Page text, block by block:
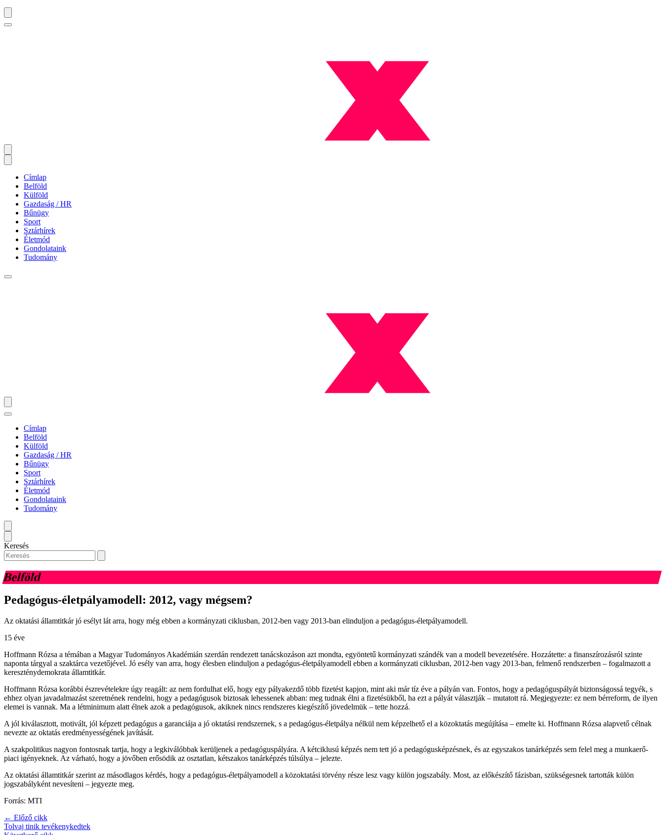
Címlap
Belföld
Külföld
Gazdaság / HR
Bűnügy
Sport
Sztárhírek
Életmód
Gondolataink
Tudomány
Címlap
Belföld
Külföld
Gazdaság / HR
Bűnügy
Sport
Sztárhírek
Életmód
Gondolataink
Tudomány
Keresés
Belföld
Pedagógus-életpályamodell: 2012, vagy mégsem?
Az oktatási államtitkár jó esélyt lát arra, hogy még ebben a kormányzati ciklusban, 2012-ben vagy 2013-ban elinduljon a pedagógus-életpályamodell.
15 éve
Hoffmann Rózsa a témában a Magyar Tudományos Akadémián szerdán rendezett tanácskozáson azt mondta, egyöntetű kormányzati szándék van a modell bevezetésére. Hozzátette: a finanszírozásról szinte
naponta tárgyal a szaktárca vezetőjével. Jó esély van arra, hogy élesben elinduljon a pedagógus-életpályamodell ebben a kormányzati ciklusban, 2012-ben vagy 2013-ban, felmenő rendszerben – fogalmazott a
kereszténydemokrata államtitkár.
Hoffmann Rózsa korábbi észrevételekre úgy reagált: az nem fordulhat elő, hogy egy pályakezdő több fizetést kapjon, mint aki már tíz éve a pályán van. Fontos, hogy a pedagóguspályát biztonságossá tegyék, s
ehhez olyan javadalmazást szeretnének rendelni, hogy a pedagógusok biztosak lehessenek abban: meg tudnak élni a fizetésükből, ha ezt a pályát választják – mutatott rá. Megjegyezte: ez nem bérreform, de ilyen
elemei is vannak. Ma a létminimum alatt élnek azok a pedagógusok, akiknek nincs rendszeres kiegészítő jövedelmük – tette hozzá.
A jól kiválasztott, motivált, jól képzett pedagógus a garanciája a jó oktatási rendszernek, s a pedagógus-életpálya nélkül nem képzelhető el a közoktatás megújítása – emelte ki. Hoffmann Rózsa alapvető célnak
nevezte az oktatás eredményességének javítását.
A szakpolitikus nagyon fontosnak tartja, hogy a legkiválóbbak kerüljenek a pedagóguspályára. A kétciklusú képzés nem tett jó a pedagógusképzésnek, és az egyszakos tanárképzés sem felel meg a munkaerő-
piaci igényeknek. Az várható, hogy a jövőben erősödik az osztatlan, kétszakos tanárképzés túlsúlya – jelezte.
Az oktatási államtitkár szerint az másodlagos kérdés, hogy a pedagógus-életpályamodell a közoktatási törvény része lesz vagy külön jogszabály. Most, az előkészítő fázisban, szükségesnek tartották külön
jogszabályként nevesíteni – jegyezte meg.
Forrás: MTI
← Előző cikk
Tolvaj tinik tevékenykedtek